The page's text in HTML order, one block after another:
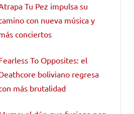
Tu Pez impulsa su
con nueva música y
conciertos
To Opposites: el
boliviano regresa
más brutalidad